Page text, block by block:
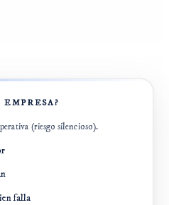
(riesgo silencioso).
falla